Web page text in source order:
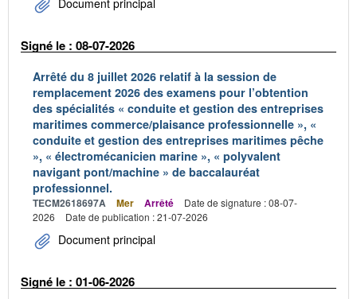
Document principal
Signé le : 08-07-2026
Arrêté du 8 juillet 2026 relatif à la session de
remplacement 2026 des examens pour l’obtention
des spécialités « conduite et gestion des entreprises
maritimes commerce/plaisance professionnelle », «
conduite et gestion des entreprises maritimes pêche
», « électromécanicien marine », « polyvalent
navigant pont/machine » de baccalauréat
professionnel.
TECM2618697A Mer Arrêté
Date de signature : 08-07-
2026
Date de publication : 21-07-2026
Document principal
Signé le : 01-06-2026